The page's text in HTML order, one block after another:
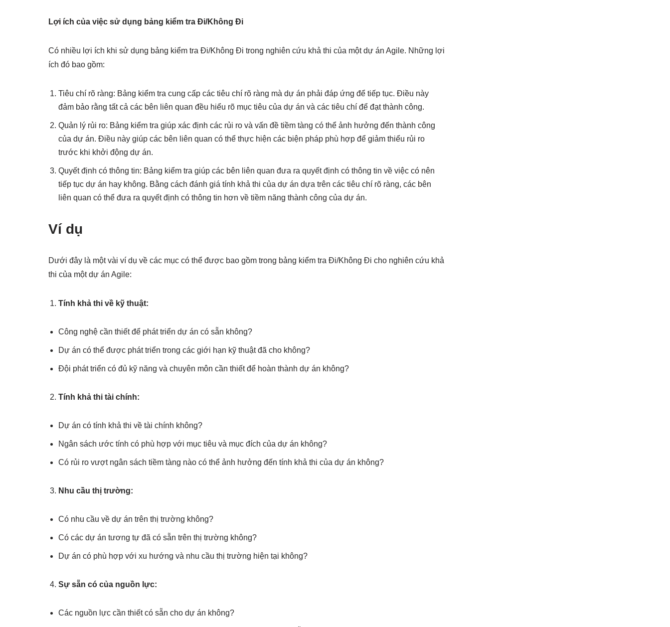
Lợi ích của việc sử dụng bảng kiểm tra Đi/Không Đi
Có nhiều lợi ích khi sử dụng bảng kiểm tra Đi/Không Đi trong nghiên cứu khả thi của một dự án Agile. Những lợi
ích đó bao gồm:
Tiêu chí rõ ràng: Bảng kiểm tra cung cấp các tiêu chí rõ ràng mà dự án phải đáp ứng để tiếp tục. Điều này
đảm bảo rằng tất cả các bên liên quan đều hiểu rõ mục tiêu của dự án và các tiêu chí để đạt thành công.
Quản lý rủi ro: Bảng kiểm tra giúp xác định các rủi ro và vấn đề tiềm tàng có thể ảnh hưởng đến thành công
của dự án. Điều này giúp các bên liên quan có thể thực hiện các biện pháp phù hợp để giảm thiểu rủi ro
trước khi khởi động dự án.
Quyết định có thông tin: Bảng kiểm tra giúp các bên liên quan đưa ra quyết định có thông tin về việc có nên
tiếp tục dự án hay không. Bằng cách đánh giá tính khả thi của dự án dựa trên các tiêu chí rõ ràng, các bên
liên quan có thể đưa ra quyết định có thông tin hơn về tiềm năng thành công của dự án.
Ví dụ
Dưới đây là một vài ví dụ về các mục có thể được bao gồm trong bảng kiểm tra Đi/Không Đi cho nghiên cứu khả
thi của một dự án Agile:
Tính khả thi về kỹ thuật:
Công nghệ cần thiết để phát triển dự án có sẵn không?
Dự án có thể được phát triển trong các giới hạn kỹ thuật đã cho không?
Đội phát triển có đủ kỹ năng và chuyên môn cần thiết để hoàn thành dự án không?
Tính khả thi tài chính:
Dự án có tính khả thi về tài chính không?
Ngân sách ước tính có phù hợp với mục tiêu và mục đích của dự án không?
Có rủi ro vượt ngân sách tiềm tàng nào có thể ảnh hưởng đến tính khả thi của dự án không?
Nhu cầu thị trường:
Có nhu cầu về dự án trên thị trường không?
Có các dự án tương tự đã có sẵn trên thị trường không?
Dự án có phù hợp với xu hướng và nhu cầu thị trường hiện tại không?
Sự sẵn có của nguồn lực:
Các nguồn lực cần thiết có sẵn cho dự án không?